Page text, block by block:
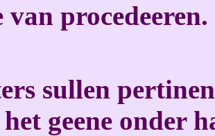
van procedeeren.
sullen
het geene onder